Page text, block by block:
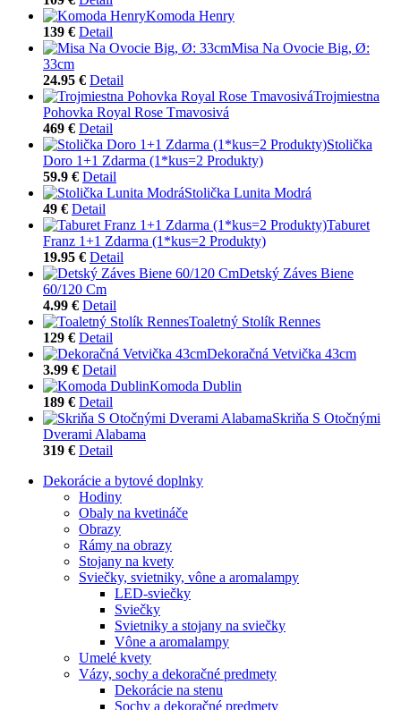
Komoda Henry
139 € Detail
Misa Na Ovocie Big, Ø:
33cm
24.95 € Detail
Trojmiestna
Pohovka Royal Rose Tmavosivá
469 € Detail
Stolička
Doro 1+1 Zdarma (1*kus=2 Produkty)
59.9 € Detail
Stolička Lunita Modrá
49 € Detail
Taburet
Franz 1+1 Zdarma (1*kus=2 Produkty)
19.95 € Detail
Detský Záves Biene
60/120 Cm
4.99 € Detail
Toaletný Stolík Rennes
129 € Detail
Dekoračná Vetvička 43cm
3.99 € Detail
Komoda Dublin
189 € Detail
Skriňa S Otočnými
Dverami Alabama
319 € Detail
Dekorácie a bytové doplnky
Hodiny
Obaly na kvetináče
Obrazy
Rámy na obrazy
Stojany na kvety
Sviečky, svietniky, vône a aromalampy
LED-sviečky
Sviečky
Svietniky a stojany na sviečky
Vône a aromalampy
Umelé kvety
Vázy, sochy a dekoračné predmety
Dekorácie na stenu
Sochy a dekoračné predmety